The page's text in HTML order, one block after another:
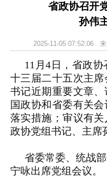
省政协召开
孙伟
2025-11-05 07:52:06
11月4日，省政协
十三届二十五次主
书记近期重要文章
国政协和省委有关
落实措施；审议有
政协党组书记、主席
省委常委、统战
宁咏出席党组会议。